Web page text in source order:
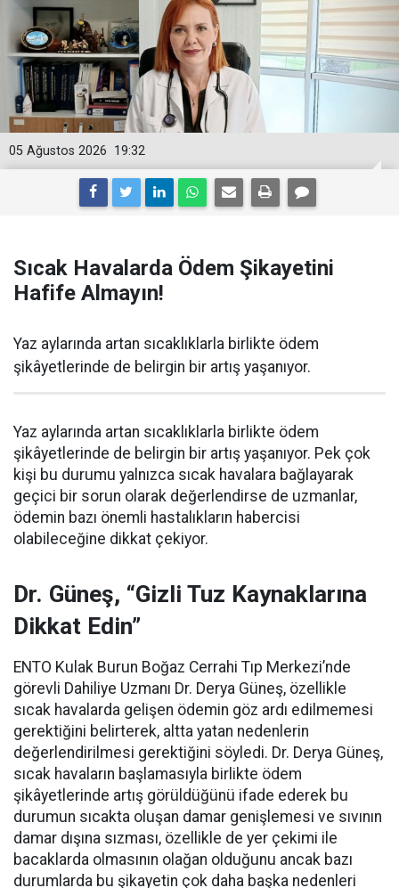
19:32
05 Ağustos 2026
Sıcak Havalarda Ödem Şikayetini
Hafife Almayın!
Yaz aylarında artan sıcaklıklarla birlikte ödem
şikâyetlerinde de belirgin bir artış yaşanıyor.
Yaz aylarında artan sıcaklıklarla birlikte ödem
şikâyetlerinde de belirgin bir artış yaşanıyor. Pek çok
kişi bu durumu yalnızca sıcak havalara bağlayarak
geçici bir sorun olarak değerlendirse de uzmanlar,
ödemin bazı önemli hastalıkların habercisi
olabileceğine dikkat çekiyor.
Dr. Güneş, “Gizli Tuz Kaynaklarına
Dikkat Edin”
ENTO Kulak Burun Boğaz Cerrahi Tıp Merkezi’nde
görevli Dahiliye Uzmanı Dr. Derya Güneş, özellikle
sıcak havalarda gelişen ödemin göz ardı edilmemesi
gerektiğini belirterek, altta yatan nedenlerin
değerlendirilmesi gerektiğini söyledi. Dr. Derya Güneş,
sıcak havaların başlamasıyla birlikte ödem
şikâyetlerinde artış görüldüğünü ifade ederek bu
durumun sıcakta oluşan damar genişlemesi ve sıvının
damar dışına sızması, özellikle de yer çekimi ile
bacaklarda olmasının olağan olduğunu ancak bazı
durumlarda bu şikayetin çok daha başka nedenleri